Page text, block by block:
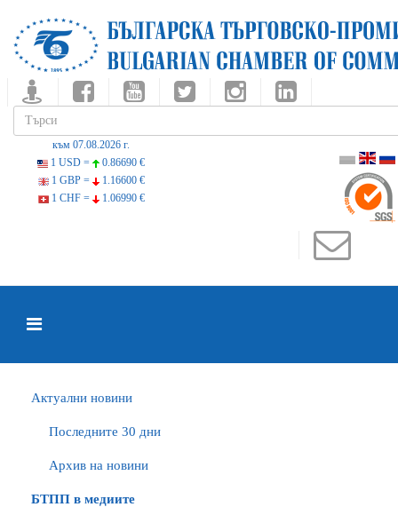
към 07.08.2026 г.
1 USD =
0.86690 €
1 GBP =
1.16600 €
1 CHF =
1.06990 €
Актуални новини
Последните 30 дни
Архив на новини
БTПП в медиите